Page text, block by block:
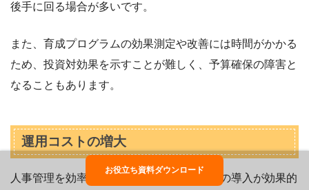
後手に回る場合が多いです。
また、育成プログラムの効果測定や改善には時間がかかる
ため、投資対効果を示すことが難しく、予算確保の障害と
なることもあります。
運用コストの増大
人事管理を効率的に行うためにはシステムの導入が効果的
お役立ち資料ダウンロード